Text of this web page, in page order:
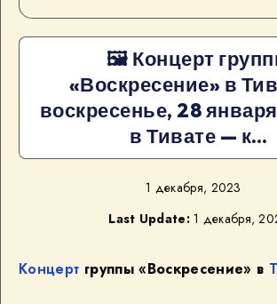
🖼 Концерт
«Воскресение» в
воскресенье, 28
в Тивате — к…
1 декабря, 2023
Last Update:1 декабря,
Концерт группы «Воскресение» в